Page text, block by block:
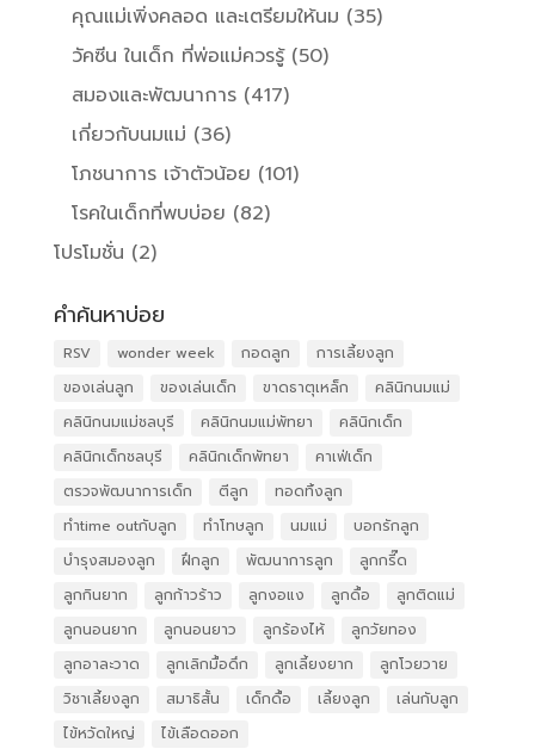
คุณแม่เพิ่งคลอด และเตรียมให้นม (35)
วัคซีน ในเด็ก ที่พ่อแม่ควรรู้(50)
สมองและพัฒนาการ(417)
เกี่ยวกับนมแม่ (36)
โภชนาการ เจ้าตัวน้อย (101)
โรคในเด็กที่พบบ่อย (82)
โปรโมชั่น (2)
คำค้นหาบ่อย
RSV wonder week กอดลูก
การเลี้ยงลูก
ของเล่นลูก
ของเล่นเด็ก ขาดธาตุเหล็ก
คลินิกนมแม่
คลินิกนมแม่ชลบุรี
คลินิกนมแม่พัทยา
คลินิกเด็ก
คลินิกเด็กชลบุรี
คลินิกเด็กพัทยา
คาเฟ่เด็ก
ตรวจพัฒนาการเด็ก
ตีลูก
ทอดทิ้งลูก
ทำtime outกับลูก
ทำโทษลูก นมแม่
บอกรักลูก
บำรุงสมองลูก
ฝึกลูก พัฒนาการลูก
ลูกกรี๊ด
ลูกกินยาก
ลูกก้าวร้าว ลูกงอแง ลูกดื้อ
ลูกติดแม่
ลูกนอนยาก
ลูกนอนยาว ลูกร้องไห้
ลูกวัยทอง
ลูกอาละวาด
ลูกเลิกมื้อดึก ลูกเลี้ยงยาก
ลูกโวยวาย
วิชาเลี้ยงลูก
สมาธิสั้น เด็กดื้อ เลี้ยงลูก
เล่นกับลูก
ไข้หวัดใหญ่
ไข้เลือดออก